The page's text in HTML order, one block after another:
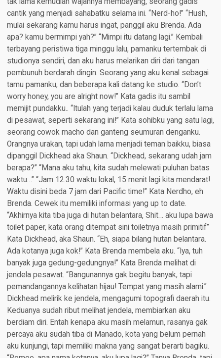
cantik yang menjadi sahabatku selama ini. “Nerd-ho!” “Hush,
mulai sekarang kamu harus ingat, panggil aku Brenda. Ada
apa? kamu bermimpi yah?” “Mimpi itu datang lagi.” Kembali
terbayang peristiwa tiga minggu lalu, pamanku tertembak di
studionya sendiri, dan aku harus melarikan diri dari tangan
pembunuh berdarah dingin. Seorang yang aku kenal sebagai
tamu pamanku, dan beberapa kali datang ke studio. “Don’t
worry honey, you are alright now!” Kata gadis itu sambil
memijit pundakku.. “Itulah yang terjadi kalau duduk terlalu lama
di pesawat, seperti sekarang ini!” Kata sohibku yang satu lagi,
seorang cowok macho dan ganteng seumuran denganku.
Orangnya urakan, tapi udah lama menjadi teman baikku, biasa
dipanggil Dickhead aka Shaun. “Dickhead, sekarang udah jam
berapa?” “Mana aku tahu, kita sudah melewati puluhan batas
waktu…” “Jam 12.30 waktu lokal, 15 menit lagi kita mendarat!
Waktu disini beda 7 jam dari Pacific time!” Kata Nerdho, eh
Brenda. Cewek itu memiliki informasi yang up to date.
“Akhirnya kita tiba juga di hutan belantara, Shit… aku lupa bawa
toilet paper, kata orang ditempat sini toiletnya masih primitif”
Kata Dickhead, aka Shaun. “Eh, siapa bilang hutan belantara.
Ada kotanya juga kok!” Kata Brenda membela aku. “Iya, tuh
banyak juga gedung-gedungnya!” Kata Brenda melihat di
jendela pesawat. “Bangunannya gak begitu banyak, tapi
pemandangannya kelihatan hijau! Tempat yang masih alami.”
Dickhead melirik ke jendela, mengagumi topografi daerah itu.
Keduanya sudah ribut melihat jendela, membiarkan aku
berdiam diri. Entah kenapa aku masih melamun, rasanya gak
percaya aku sudah tiba di Manado, kota yang belum pernah
aku kunjungi, tapi memiliki makna yang sangat berarti bagiku.